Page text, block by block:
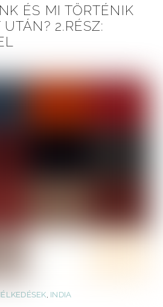
ÉS MI TÖRTÉNIK
2.RÉSZ:
, INDIA